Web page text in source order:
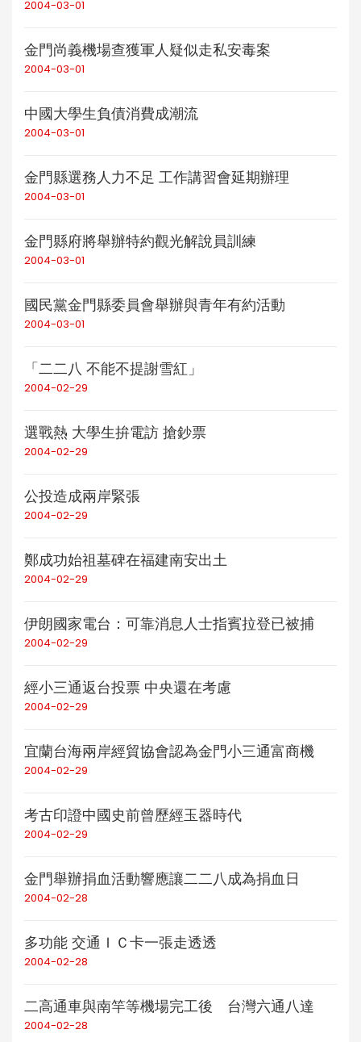
2004-03-01
金門尚義機場查獲軍人疑似走私安毒案
2004-03-01
中國大學生負債消費成潮流
2004-03-01
金門縣選務人力不足 工作講習會延期辦理
2004-03-01
金門縣府將舉辦特約觀光解說員訓練
2004-03-01
國民黨金門縣委員會舉辦與青年有約活動
2004-03-01
「二二八 不能不提謝雪紅」
2004-02-29
選戰熱 大學生拚電訪 搶鈔票
2004-02-29
公投造成兩岸緊張
2004-02-29
鄭成功始祖墓碑在福建南安出土
2004-02-29
伊朗國家電台：可靠消息人士指賓拉登已被捕
2004-02-29
經小三通返台投票 中央還在考慮
2004-02-29
宜蘭台海兩岸經貿協會認為金門小三通富商機
2004-02-29
考古印證中國史前曾歷經玉器時代
2004-02-29
金門舉辦捐血活動響應讓二二八成為捐血日
2004-02-28
多功能 交通ＩＣ卡一張走透透
2004-02-28
二高通車與南竿等機場完工後 台灣六通八達
2004-02-28